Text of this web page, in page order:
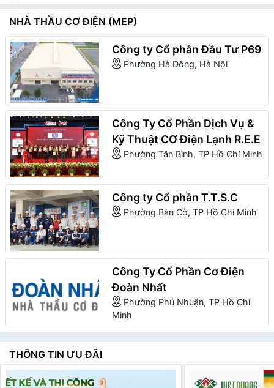
NHÀ THẦU CƠ ĐIỆN (MEP)
Công ty Cổ phần Đầu Tư P69
Phường Hà Đông, Hà Nội
Công Ty Cổ Phần Dịch Vụ &
Kỹ Thuật CƠ Điện Lạnh R.E.E
Phường Tân Bình, TP Hồ Chí Minh
Công ty Cổ phần T.T.S.C
Phường Bàn Cờ, TP Hồ Chí Minh
Công Ty Cổ Phần Cơ Điện
Đoàn Nhất
Phường Phú Nhuận, TP Hồ Chí
Minh
THÔNG TIN ƯU ĐÃI